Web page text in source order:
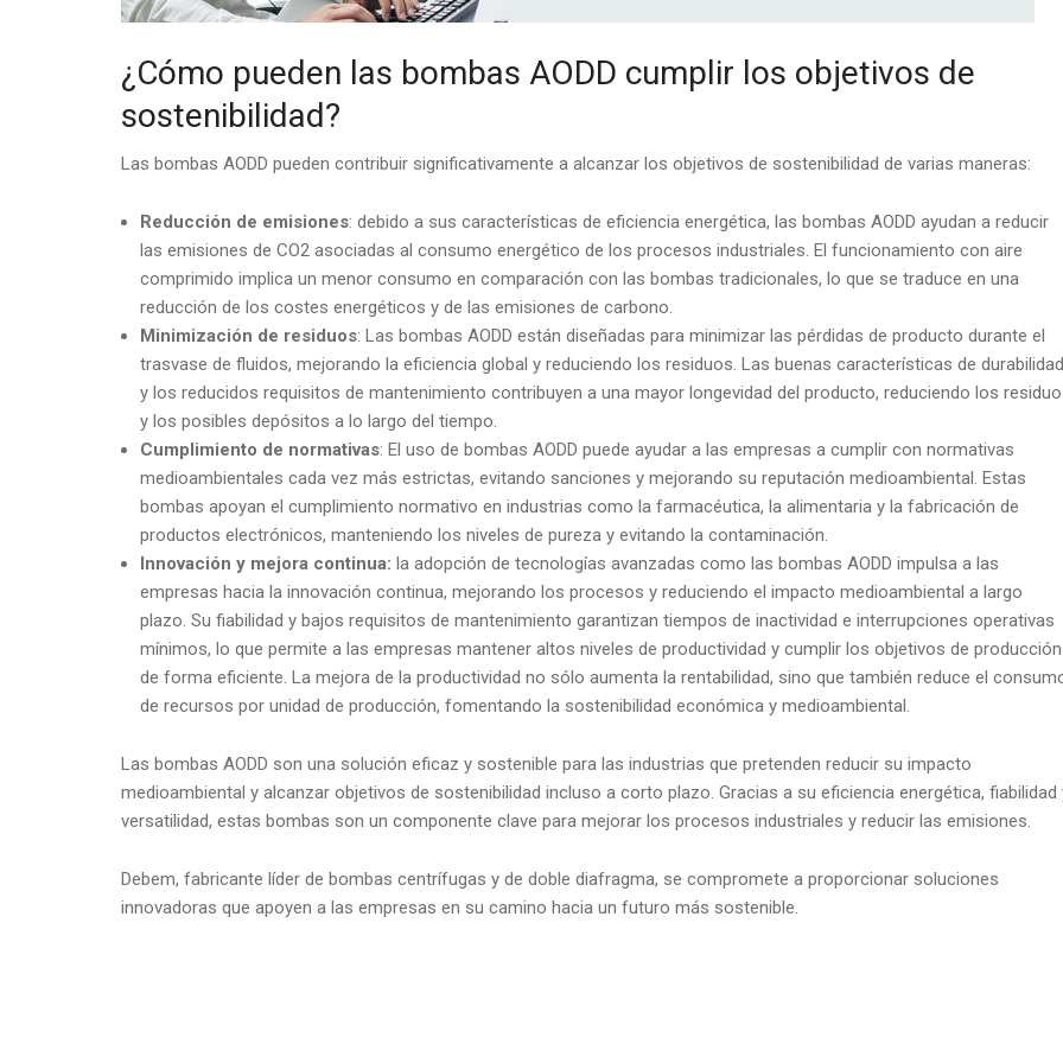
¿Cómo pueden las bombas AODD cumplir los objetivos de
sostenibilidad?
Las bombas AODD pueden contribuir significativamente a alcanzar los objetivos de sostenibilidad de varias maneras:
Reducción de emisiones: debido a sus características de eficiencia energética, las bombas AODD ayudan a reducir
las emisiones de CO2 asociadas al consumo energético de los procesos industriales. El funcionamiento con aire
comprimido implica un menor consumo en comparación con las bombas tradicionales, lo que se traduce en una
reducción de los costes energéticos y de las emisiones de carbono.
Minimización de residuos: Las bombas AODD están diseñadas para minimizar las pérdidas de producto durante el
trasvase de fluidos, mejorando la eficiencia global y reduciendo los residuos. Las buenas características de durabilidad
y los reducidos requisitos de mantenimiento contribuyen a una mayor longevidad del producto, reduciendo los
y los posibles depósitos a lo largo del tiempo.
Cumplimiento de normativas: El uso de bombas AODD puede ayudar a las empresas a cumplir con normativas
medioambientales cada vez más estrictas, evitando sanciones y mejorando su reputación medioambiental. Estas
bombas apoyan el cumplimiento normativo en industrias como la farmacéutica, la alimentaria y la fabricación de
productos electrónicos, manteniendo los niveles de pureza y evitando la contaminación.
Innovación y mejora continua: la adopción de tecnologías avanzadas como las bombas AODD impulsa a las
empresas hacia la innovación continua, mejorando los procesos y reduciendo el impacto medioambiental a largo
plazo. Su fiabilidad y bajos requisitos de mantenimiento garantizan tiempos de inactividad e interrupciones operativas
mínimos, lo que permite a las empresas mantener altos niveles de productividad y cumplir los objetivos de producción
de forma eficiente. La mejora de la productividad no sólo aumenta la rentabilidad, sino que también reduce el
de recursos por unidad de producción, fomentando la sostenibilidad económica y medioambiental.
Las bombas AODD son una solución eficaz y sostenible para las industrias que pretenden reducir su impacto
medioambiental y alcanzar objetivos de sostenibilidad incluso a corto plazo. Gracias a su eficiencia energética, fiabilidad
versatilidad, estas bombas son un componente clave para mejorar los procesos industriales y reducir las emisiones.
Debem, fabricante líder de bombas centrífugas y de doble diafragma, se compromete a proporcionar soluciones
innovadoras que apoyen a las empresas en su camino hacia un futuro más sostenible.